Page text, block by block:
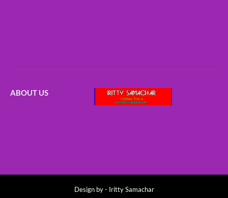
ABOUT US
Design by - Iritty Samachar